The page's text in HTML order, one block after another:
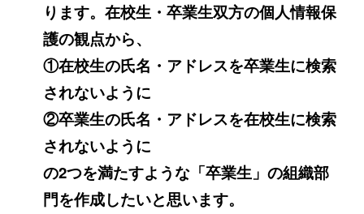
ります。在校生・卒業生双方の個人情報保
護の観点から、
①在校生の氏名・アドレスを卒業生に検索
されないように
②卒業生の氏名・アドレスを在校生に検索
されないように
の2つを満たすような「卒業生」の組織部
門を作成したいと思います。